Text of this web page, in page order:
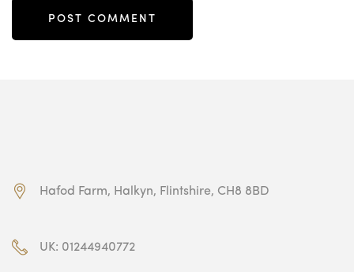
Hafod Farm, Halkyn, Flintshire, CH8 8BD
UK: 01244940772